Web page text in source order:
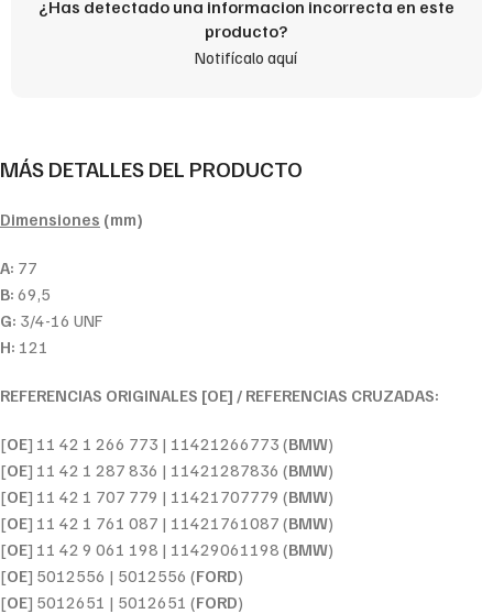
¿Has detectado una informacion incorrecta en este
producto?
Notifícalo aquí
MÁS DETALLES DEL PRODUCTO
Dimensiones (mm)
A: 77
B: 69,5
G: 3/4-16 UNF
H: 121
REFERENCIAS ORIGINALES [OE] / REFERENCIAS CRUZADAS:
[OE] 11 42 1 266 773 | 11421266773 (BMW)
[OE] 11 42 1 287 836 | 11421287836 (BMW)
[OE] 11 42 1 707 779 | 11421707779 (BMW)
[OE] 11 42 1 761 087 | 11421761087 (BMW)
[OE] 11 42 9 061 198 | 11429061198 (BMW)
[OE] 5012556 | 5012556 (FORD)
[OE] 5012651 | 5012651 (FORD)